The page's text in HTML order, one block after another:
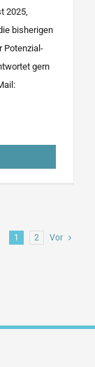
2025,
bisherigen
Potenzial-
gern
1 2 Vor